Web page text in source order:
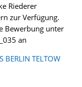
Riederer
zur Verfügung.
Bewerbung unter
an
BERLIN TELTOW